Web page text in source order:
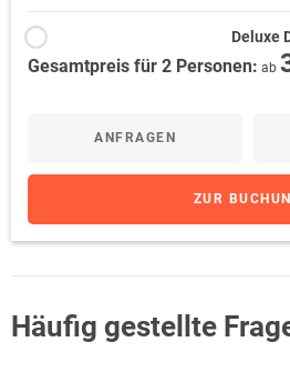
Deluxe
Gesamtpreis für 2 Personen: ab
ANFRAGEN
ZUR
Häufig gestellte